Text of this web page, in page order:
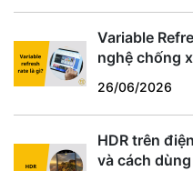
Variable
nghệ chống
PS5, Xbox
26/06/2026
HDR trên
và cách